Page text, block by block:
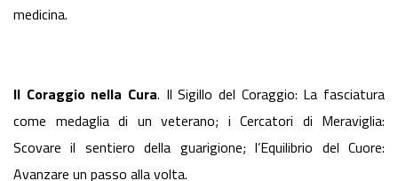
medicina.
Il Coraggio nella Cura. Il Sigillo del Coraggio: La fasciatura
come medaglia di un veterano; i Cercatori di Meraviglia:
Scovare il sentiero della guarigione; l’Equilibrio del Cuore:
Avanzare un passo alla volta.